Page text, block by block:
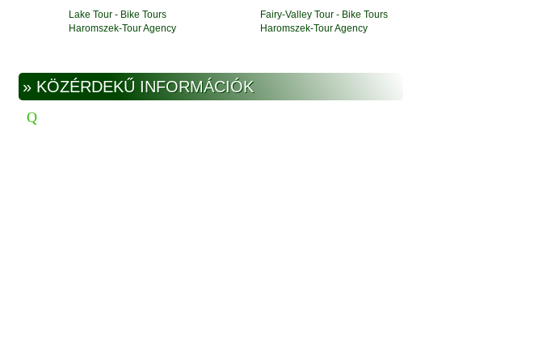
Lake Tour - Bike Tours
Haromszek-Tour Agency
Fairy-Valley Tour - Bike Tours
Haromszek-Tour Agency
» KÖZÉRDEKŰ INFORMÁCIÓK